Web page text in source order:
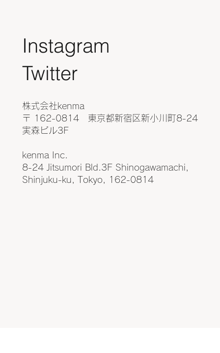
株式会社kenma
〒 162-0814 東京都新宿区新小川町8-24
実森ビル3F
kenma Inc.
8-24 Jitsumori Bld.3F Shinogawamachi,
Shinjuku-ku, Tokyo, 162-0814
Instagram
​Twitter